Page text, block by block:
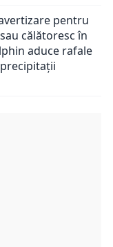
pentru
călătoresc în
aduce rafale